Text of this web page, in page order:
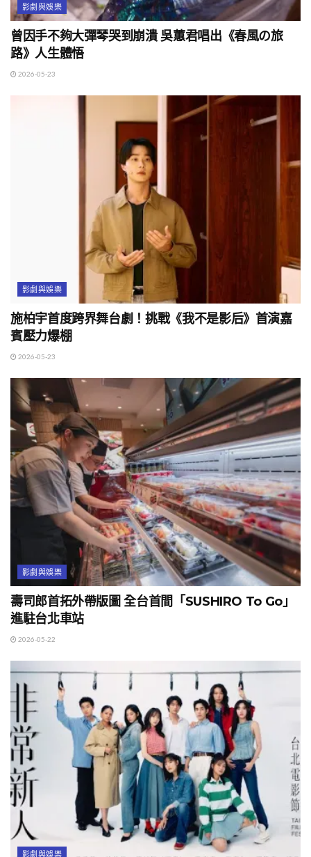
影劇與娛樂
曾因手不夠大彈琴哭到崩潰 吳蕙君唱出《春風の旅
路》人生體悟
2026-05-23
影劇與娛樂
施柏宇首度跨界舞台劇！挑戰《我不是影后》首演嘉
賓壓力爆棚
2026-05-23
影劇與娛樂
壽司郎首拓外帶版圖 全台首間「SUSHIRO To Go」
進駐台北車站
2026-05-22
影劇與娛樂